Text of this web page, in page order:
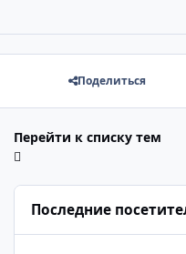
Поделиться
Перейти к списку тем
Последние